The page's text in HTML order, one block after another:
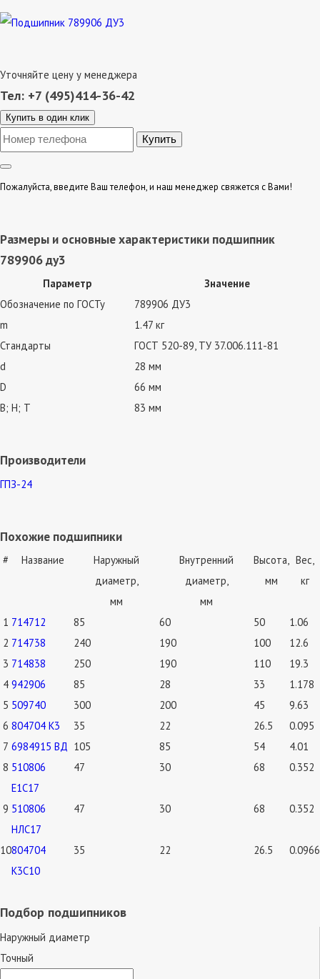
Уточняйте цену у менеджера
Тел: +7 (495)414-36-42
Купить в один клик
Пожалуйста, введите Ваш телефон, и наш менеджер свяжется с Вами!
Размеры и основные характеристики подшипник
789906 ду3
Параметр
Значение
Обозначение по ГОСТу
789906 ДУ3
m
1.47 кг
Стандарты
ГОСТ 520-89, ТУ 37.006.111-81
d
28 мм
D
66 мм
В; Н; Т
83 мм
Производители
ГПЗ-24
Похожие подшипники
# Название
Наружный
диаметр,
мм
Внутренний
диаметр,
мм
Высота,
мм
Вес,
кг
1 714712 85 60 50
1.06
2 714738 240 190 100
12.6
3 714838 250 190 110
19.3
4 942906 85 28 33
1.178
5 509740 300 200 45
9.63
6 804704 К3 35 22 26.5
0.095
7 6984915 ВД 105 85 54
4.01
8 510806
Е1С17
47 30 68 0.352
9 510806
НЛС17
47 30 68 0.352
10804704
К3С10
35 22 26.5 0.0966
Подбор подшипников
Наружный диаметр
Точный